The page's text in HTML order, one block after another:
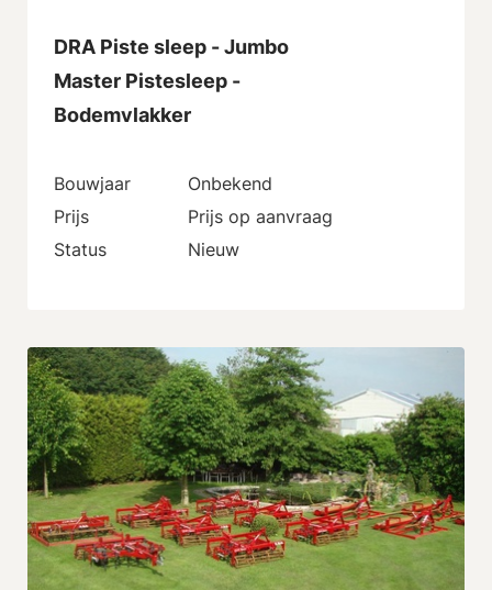
DRA Piste sleep - Jumbo
Master Pistesleep -
Bodemvlakker
Bouwjaar
Onbekend
Prijs
Prijs op aanvraag
Status
Nieuw